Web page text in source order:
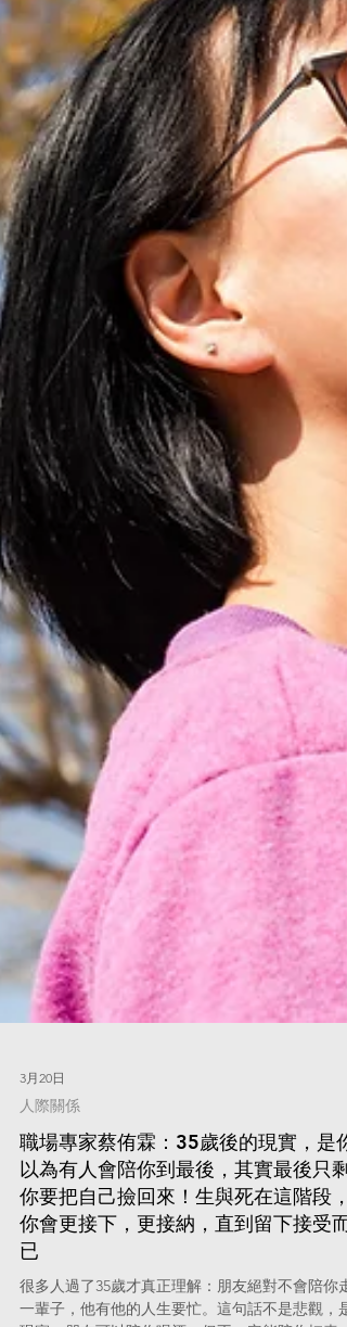
3月20日
人際關係
職場專家蔡侑霖：35歲後的現實，是你
以為有人會陪你到最後，其實最後只剩
你要把自己撿回來！生與死在這階段，
你會更接下，更接納，直到留下接受而
已